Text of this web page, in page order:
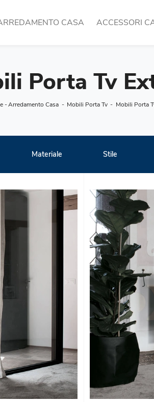
CASA ACCESSORI
Porta Tv
-Arredamento Casa - Mobili Porta Tv - Mobili Porta
Materiale Stile